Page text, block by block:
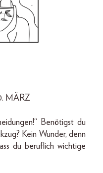
MÄRZ
Benötigst du
Kein Wunder, denn
du beruflich wichtige